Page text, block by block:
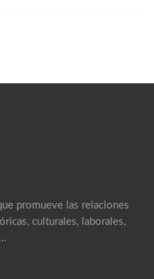
promueve las relaciones
culturales, laborales,